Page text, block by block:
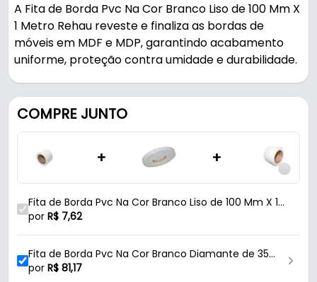
A Fita de Borda Pvc Na Cor Branco Liso de 100 Mm X
1 Metro Rehau reveste e finaliza as bordas de
móveis em MDF e MDP, garantindo acabamento
uniforme, proteção contra umidade e durabilidade.
Indicado para madeira / mdf / mdp.
Fabricada em PVC com acabamento liso, é
resistente e durável no uso diário.
Características:
- Marca: Rehau
- Modelo: 13449
- Acabamento: Liso
- Cor: Branco
COMPRE JUNTO
+ +
Fita de Borda Pvc Na Cor Branco Liso de 100 Mm X 1
Metro Rehau
por R$ 7,62
Fita de Borda Pvc Na Cor Branco Diamante de 35
Mm X 50 Metros Rehau
por R$ 81,17